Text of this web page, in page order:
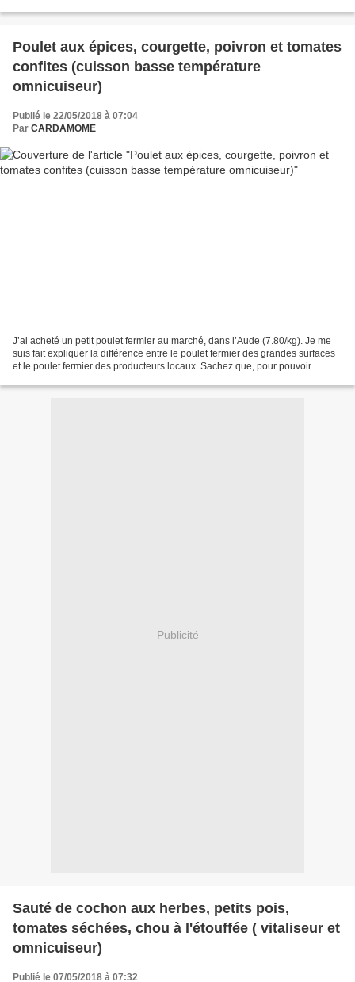
Poulet aux épices, courgette, poivron et tomates
confites (cuisson basse température
omnicuiseur)
Publié le 22/05/2018 à 07:04
Par CARDAMOME
J’ai acheté un petit poulet fermier au marché, dans l’Aude (7.80/kg). Je me
suis fait expliquer la différence entre le poulet fermier des grandes surfaces
et le poulet fermier des producteurs locaux. Sachez que, pour pouvoir
Publicité
Sauté de cochon aux herbes, petits pois,
tomates séchées, chou à l'étouffée ( vitaliseur et
omnicuiseur)
Publié le 07/05/2018 à 07:32